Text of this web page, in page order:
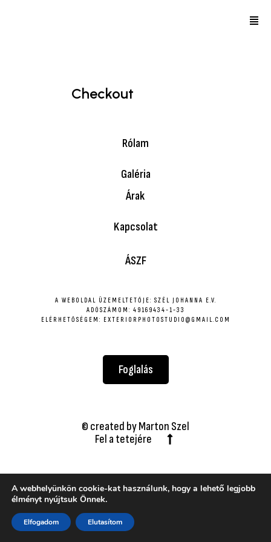
Checkout
Rólam
Galéria
Árak
Kapcsolat
ÁSZF
A WEBOLDAL ÜZEMELTETŐJE: SZÉL JOHANNA E.V.
ADÓSZÁMOM: 49169434-1-33
ELÉRHETŐSÉGEM: EXTERIORPHOTOSTUDIO@GMAIL.COM
Foglalás
© created by Marton Szel
Fel a tetejére
A webhelyünkön cookie-kat használunk, hogy a lehető legjobb
élményt nyújtsuk Önnek.
Elfogadom Elutasítom